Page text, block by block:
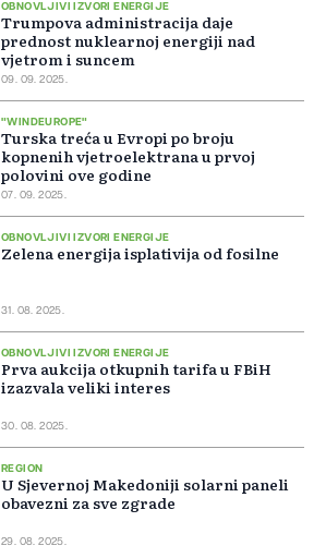
OBNOVLJIVI IZVORI ENERGIJE
Trumpova administracija daje
prednost nuklearnoj energiji nad
vjetrom i suncem
09. 09. 2025.
"WINDEUROPE"
Turska treća u Evropi po broju
kopnenih vjetroelektrana u prvoj
polovini ove godine
07. 09. 2025.
OBNOVLJIVI IZVORI ENERGIJE
Zelena energija isplativija od fosilne
31. 08. 2025.
OBNOVLJIVI IZVORI ENERGIJE
Prva aukcija otkupnih tarifa u FBiH
izazvala veliki interes
30. 08. 2025.
REGION
U Sjevernoj Makedoniji solarni paneli
obavezni za sve zgrade
29. 08. 2025.